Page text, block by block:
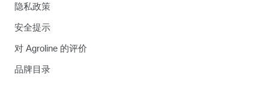
隐私政策
安全提示
对 Agroline 的评价
品牌目录